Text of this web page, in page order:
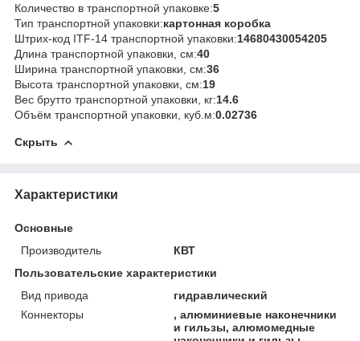
Количество в транспортной упаковке:5
Тип транспортной упаковки:картонная коробка
Штрих-код ITF-14 транспортной упаковки:14680430054205
Длина транспортной упаковки, см:40
Ширина транспортной упаковки, см:36
Высота транспортной упаковки, см:19
Вес брутто транспортной упаковки, кг:14.6
Объём транспортной упаковки, куб.м:0.02736
Скрыть
Характеристики
Основные
Производитель
КВТ
Пользовательские характеристики
Вид привода
гидравлический
Коннекторы
, алюминиевые наконечники
и гильзы, алюмомедные